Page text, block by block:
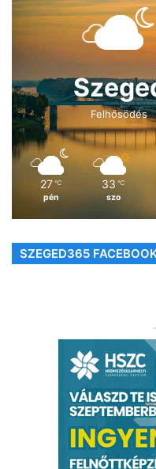
Felhősödés
27 ℃
pén
33 ℃
szo
SZEGED365